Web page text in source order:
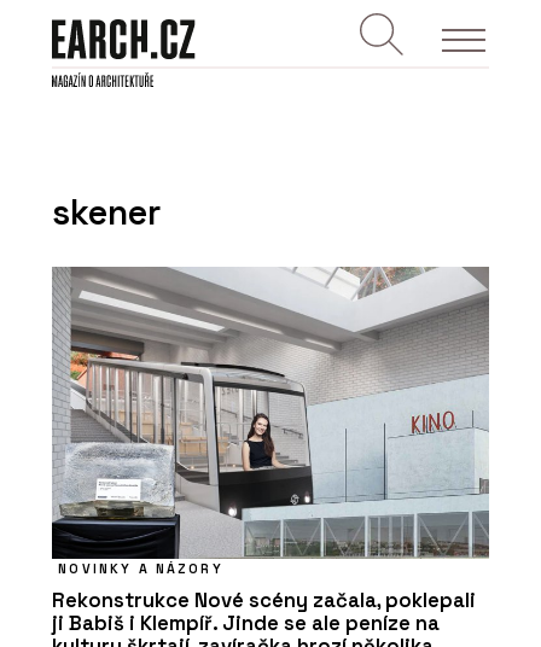
skener
NOVINKY A NÁZORY
Rekonstrukce Nové scény začala, poklepali
ji Babiš i Klempíř. Jinde se ale peníze na